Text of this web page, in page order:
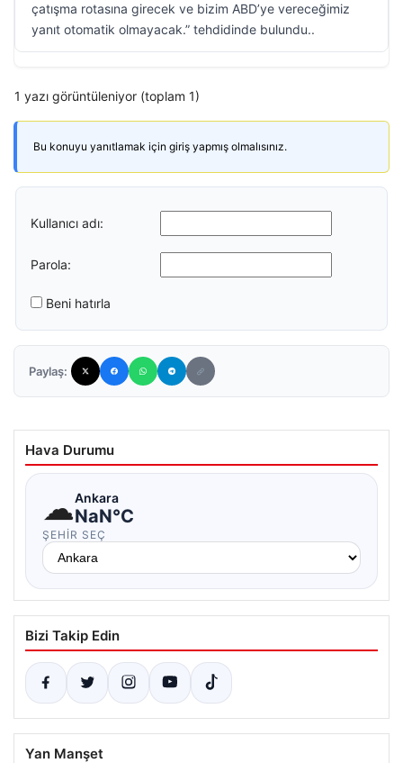
çatışma rotasına girecek ve bizim ABD’ye vereceğimiz
yanıt otomatik olmayacak.” tehdidinde bulundu..
1 yazı görüntüleniyor (toplam 1)
Bu konuyu yanıtlamak için giriş yapmış olmalısınız.
Kullanıcı adı:
Parola:
Beni hatırla
Paylaş:
Hava Durumu
☁Ankara
NaN°C
ŞEHIR SEÇ
Bizi Takip Edin
Yan Manşet